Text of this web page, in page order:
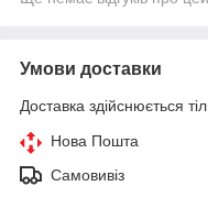
Умови доставки
Доставка здійснюється
Нова Пошта
Самовивіз